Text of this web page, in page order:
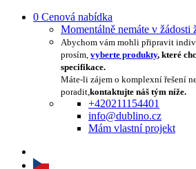
0 Cenová nabídka
Momentálně nemáte v žádosti
Abychom vám mohli připravit
prosím, vyberte produkty, které
specifikace.
Máte-li zájem o komplexní řešení
poradit,kontaktujte náš tým níže.
+420211154401
info@dublino.cz
Mám vlastní projekt